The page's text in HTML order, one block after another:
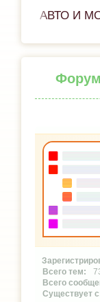
АВТО И